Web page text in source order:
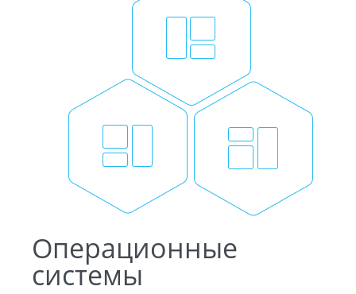
Операционные
системы